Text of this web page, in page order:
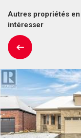
Autres propriétés
intéresser